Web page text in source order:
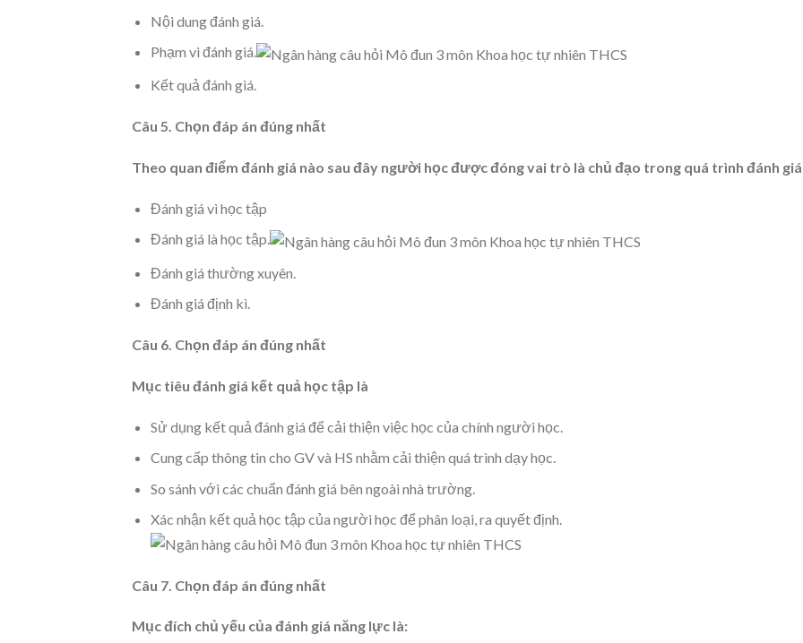
Nội dung đánh giá.
Phạm vi đánh giá.
Kết quả đánh giá.
Câu 5. Chọn đáp án đúng nhất
Theo quan điểm đánh giá nào sau đây người học được đóng vai trò là chủ đạo trong quá trình đánh
Đánh giá vì học tập
Đánh giá là học tập.
Đánh giá thường xuyên.
Đánh giá định kì.
Câu 6. Chọn đáp án đúng nhất
Mục tiêu đánh giá kết quả học tập là
Sử dụng kết quả đánh giá để cải thiện việc học của chính người học.
Cung cấp thông tin cho GV và HS nhằm cải thiện quá trình dạy học.
So sánh với các chuẩn đánh giá bên ngoài nhà trường.
Xác nhận kết quả học tập của người học để phân loại, ra quyết định.
Câu 7. Chọn đáp án đúng nhất
Mục đích chủ yếu của đánh giá năng lực là: